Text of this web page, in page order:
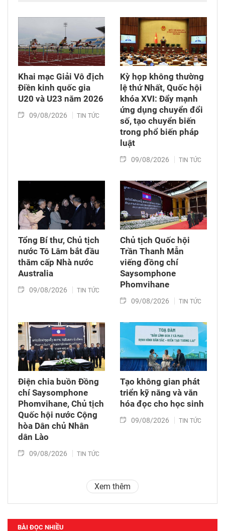
Khai mạc Giải Vô địch
Điền kinh quốc gia
U20 và U23 năm 2026
09/08/2026 TIN TỨC
Kỳ họp không thường
lệ thứ Nhất, Quốc hội
khóa XVI: Đẩy mạnh
ứng dụng chuyển đổi
số, tạo chuyển biến
trong phổ biến pháp
luật
09/08/2026 TIN TỨC
Tổng Bí thư, Chủ tịch
nước Tô Lâm bắt đầu
thăm cấp Nhà nước
Australia
09/08/2026 TIN TỨC
Chủ tịch Quốc hội
Trần Thanh Mẫn
viếng đồng chí
Saysomphone
Phomvihane
09/08/2026 TIN TỨC
Điện chia buồn Đồng
chí Saysomphone
Phomvihane, Chủ tịch
Quốc hội nước Cộng
hòa Dân chủ Nhân
dân Lào
09/08/2026 TIN TỨC
Tạo không gian phát
triển kỹ năng và văn
hóa đọc cho học sinh
09/08/2026 TIN TỨC
Xem thêm
BÀI ĐỌC NHIỀU